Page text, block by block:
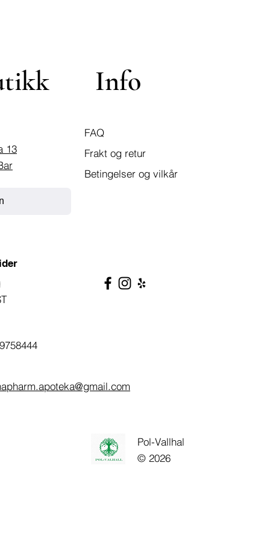
13
Info
FAQ
Frakt og retur
Betingelser og vilkår
Pol-Vallhal
© 2026